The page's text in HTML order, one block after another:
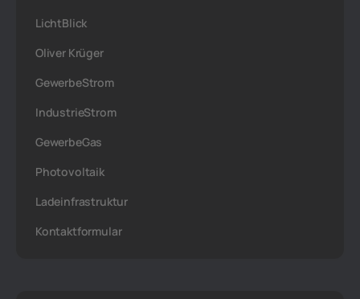
LichtBlick
Oliver Krüger
GewerbeStrom
IndustrieStrom
GewerbeGas
Photovoltaik
Ladeinfrastruktur
Kontaktformular